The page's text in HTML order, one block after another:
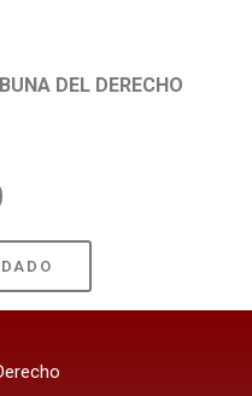
DEL DERECHO